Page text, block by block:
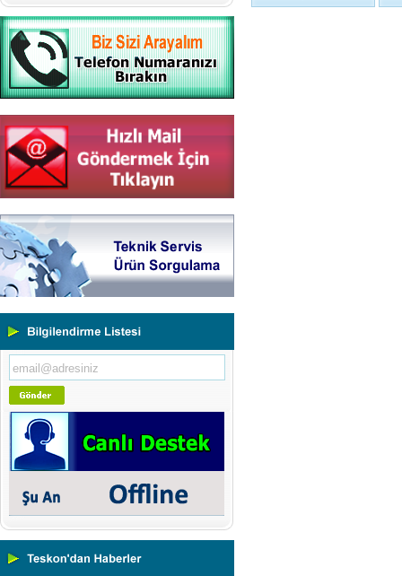
Yeni Binamıza TAŞINDIK
Portatif ve Tezgah Tipi Sertlik
Ölçüm Cihazları
Kaplama Kalınlığı Ölçüm
Cihazları
Ultrasonik Kalınlık Ölçüm
Cihazları
Yüzey Pürüzlülük Ölçüm
Cihazları
Vİbrasyon Test Cihazları